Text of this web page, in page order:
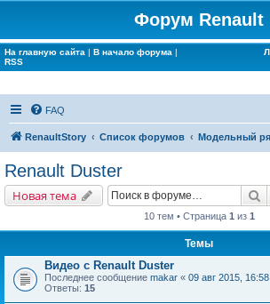
Форум Renault
На главную сайта | В начало форума |
RSS
FAQ
RenaultStory Список форумов Модельный
Renault Duster
Новая тема
10 тем • Страница 1 из 1
Темы
Видео с Renault Duster
Последнее сообщение makar « 09 авг 2015, 16:58
Ответы: 15